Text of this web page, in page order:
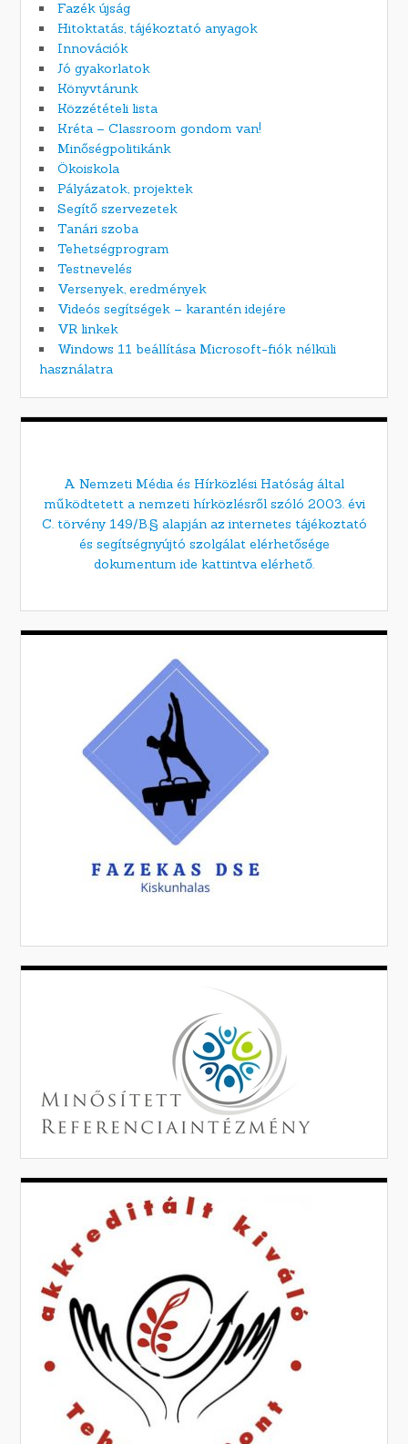
Fazék újság
Hitoktatás, tájékoztató anyagok
Innovációk
Jó gyakorlatok
Könyvtárunk
Közzétételi lista
Kréta – Classroom gondom van!
Minőségpolitikánk
Ökoiskola
Pályázatok, projektek
Segítő szervezetek
Tanári szoba
Tehetségprogram
Testnevelés
Versenyek, eredmények
Videós segítségek – karantén idejére
VR linkek
Windows 11 beállítása Microsoft-fiók nélküli
használatra
A Nemzeti Média és Hírközlési Hatóság által
működtetett a nemzeti hírközlésről szóló 2003. évi
C. törvény 149/B.§ alapján az internetes tájékoztató
és segítségnyújtó szolgálat elérhetősége
dokumentum ide kattintva elérhető.